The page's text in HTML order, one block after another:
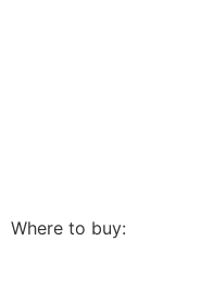
Where to buy: